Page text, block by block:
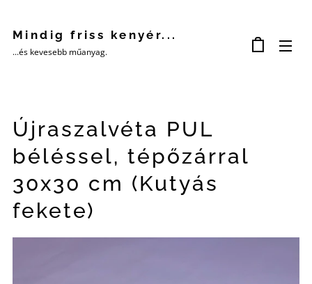
Mindig friss kenyér...
...és kevesebb műanyag.
Újraszalvéta PUL
béléssel, tépőzárral
30x30 cm (Kutyás
fekete)